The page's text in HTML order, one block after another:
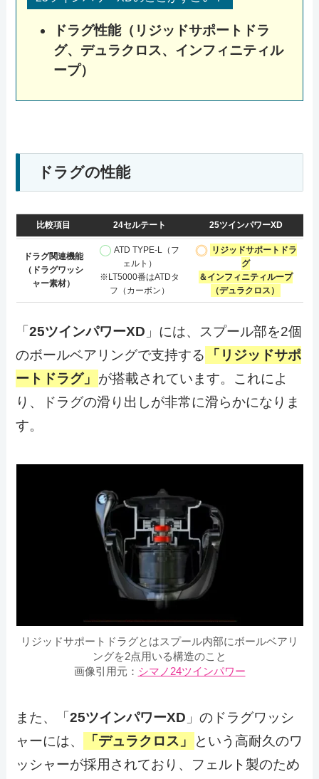
ドラグ性能（リジッドサポートドラ
グ、デュラクロス、インフィニティル
ープ）
ドラグの性能
比較項目 24セルテート 25ツインパワーXD
ドラグ関連機能
（ドラグワッシ
ャー素材）
ATD TYPE-L（フ
ェルト）
※LT5000番はATDタ
フ（カーボン）
リジッドサポートドラ
グ
＆インフィニティループ
（デュラクロス）
「25ツインパワーXD 」には、スプール部を2個
のボールベアリングで支持する
「リジッドサポ
ートドラグ」
が搭載されています。これによ
り、ドラグの滑り出しが非常に滑らかになりま
す。
リジッドサポートドラグとはスプール内部にボールベアリ
ングを2点用いる構造のこと
画像引用元： シマノ24ツインパワー
また、「25ツインパワーXD 」のドラグワッシ
ャーには、
「デュラクロス」
という高耐久のワ
ッシャーが採用されており、フェルト製のため